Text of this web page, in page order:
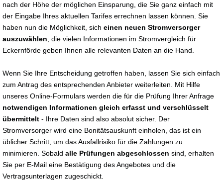
nach der Höhe der möglichen Einsparung, die Sie ganz einfach mit
der Eingabe Ihres aktuellen Tarifes errechnen lassen können. Sie
haben nun die Möglichkeit, sich einen neuen Stromversorger
auszuwählen , die vielen Informationen im Stromvergleich für
Eckernförde geben Ihnen alle relevanten Daten an die Hand.
Wenn Sie Ihre Entscheidung getroffen haben, lassen Sie sich einfach
zum Antrag des entsprechenden Anbieter weiterleiten. Mit Hilfe
unseres Online-Formulars werden die für die Prüfung Ihrer Anfrage
notwendigen Informationen gleich erfasst und verschlüsselt
übermittelt - Ihre Daten sind also absolut sicher. Der
Stromversorger wird eine Bonitätsauskunft einholen, das ist ein
üblicher Schritt, um das Ausfallrisiko für die Zahlungen zu
minimieren. Sobald alle Prüfungen abgeschlossen sind, erhalten
Sie per E-Mail eine Bestätigung des Angebotes und die
Vertragsunterlagen zugeschickt.